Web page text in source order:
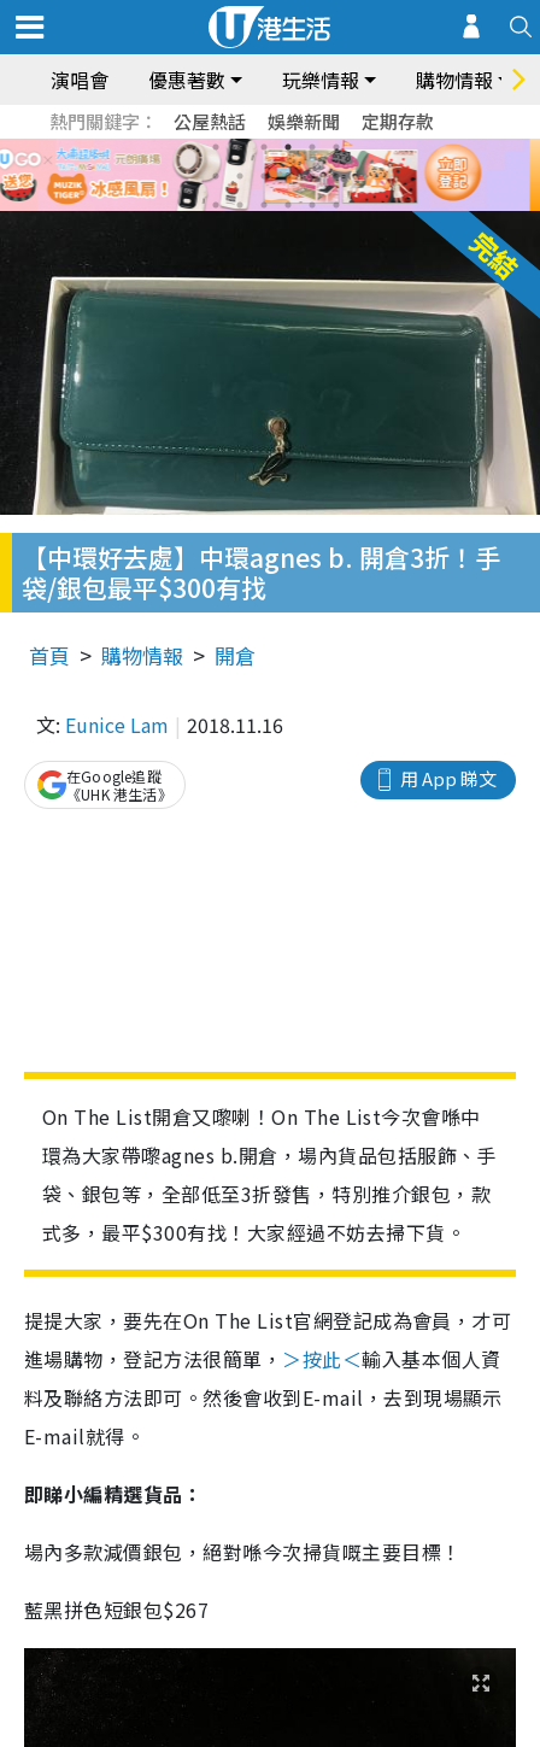
演唱會 優惠著數 玩樂情報 購物情報
熱門關鍵字： 公屋熱話 娛樂新聞 定期存款
【中環好去處】中環agnes b. 開倉3折！手
袋/銀包最平$300有找
首頁 購物情報 開倉
文: Eunice Lam 2018.11.16
用 App 睇文
在Google追蹤
《UHK 港生活》
On The List開倉又嚟喇！On The List今次會喺中
環為大家帶嚟agnes b.開倉，場內貨品包括服飾、手
袋、銀包等，全部低至3折發售，特別推介銀包，款
式多，最平$300有找！大家經過不妨去掃下貨。
提提大家，要先在On The List官網登記成為會員，才可
進場購物，登記方法很簡單， ＞按此＜輸入基本個人資
料及聯絡方法即可。然後會收到E-mail，去到現場顯示
E-mail就得 。
即睇小編精選貨品：
場內多款減價銀包，絕對喺今次掃貨嘅主要目標！
藍黑拼色短銀包$267